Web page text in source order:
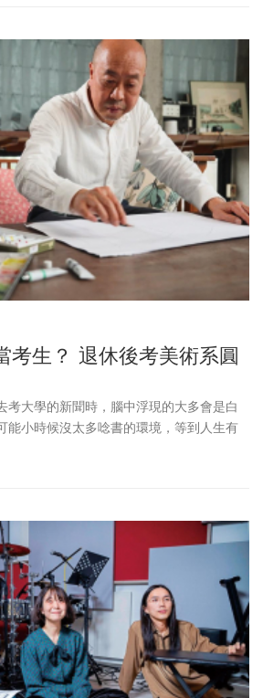
考生？ 退休後考美術系圓
考大學的新聞時，腦中浮現的大多會是白
能小時候沒太多唸書的環境，等到人生有
修彌補缺憾；然而第一次聽到現任基隆醫
折，卻依然慢慢在他的第二人生中發